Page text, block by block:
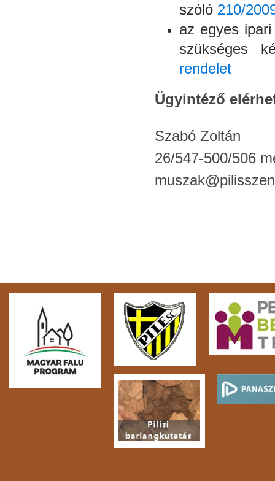
szóló 210/
az egyes
szükséges
rendelet
Ügyintéző
Szabó Zoltán
26/547-500/506